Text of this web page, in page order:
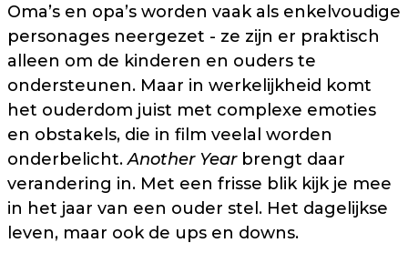
Oma’s en opa’s worden vaak als enkelvoudige
personages neergezet - ze zijn er praktisch
alleen om de kinderen en ouders te
ondersteunen. Maar in werkelijkheid komt
het ouderdom juist met complexe emoties
en obstakels, die in film veelal worden
onderbelicht.Another Yearbrengt daar
verandering in. Met een frisse blik kijk je mee
in het jaar van een ouder stel. Het dagelijkse
leven, maar ook de ups en downs.